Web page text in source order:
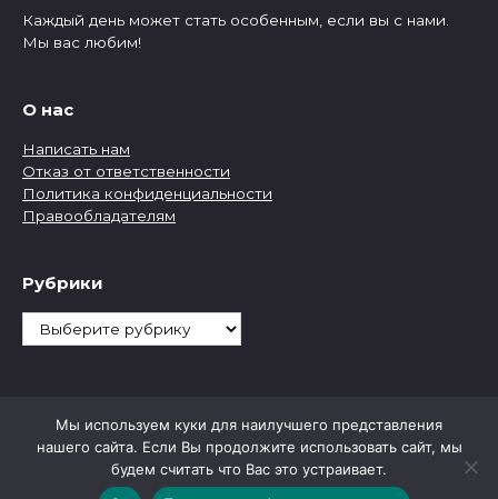
Каждый день может стать особенным, если вы с нами.
Мы вас любим!
О нас
Написать нам
Отказ от ответственности
Политика конфиденциальности
Правообладателям
Рубрики
Рубрики
Мы используем куки для наилучшего представления
нашего сайта. Если Вы продолжите использовать сайт, мы
будем считать что Вас это устраивает.